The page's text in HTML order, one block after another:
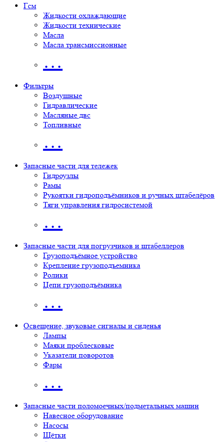
Гсм
Жидкости охлаждающие
Жидкости технические
Масла
Масла трансмиссионные
…
Фильтры
Воздушные
Гидравлические
Масляные двс
Топливные
…
Запасные части для тележек
Гидроузлы
Рамы
Рукоятки гидроподъёмников и ручных штабелёров
Тяги управления гидросистемой
…
Запасные части для погрузчиков и штабеллеров
Грузоподъёмное устройство
Крепление грузоподъемника
Ролики
Цепи грузоподъёмника
…
Освещение, звуковые сигналы и сиденья
Лампы
Маяки проблесковые
Указатели поворотов
Фары
…
Запасные части поломоечных/подметальных машин
Навесное оборудование
Насосы
Щётки